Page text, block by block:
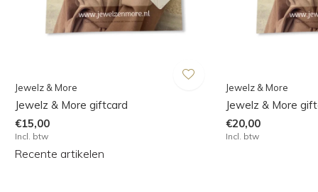
Jewelz & More
Jewelz & More giftcard
€15,00
Incl. btw
Jewelz & More
Jewelz & More
€20,00
Incl. btw
Recente artikelen